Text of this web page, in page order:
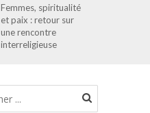
Femmes, spiritualité
et paix : retour sur
une rencontre
interreligieuse